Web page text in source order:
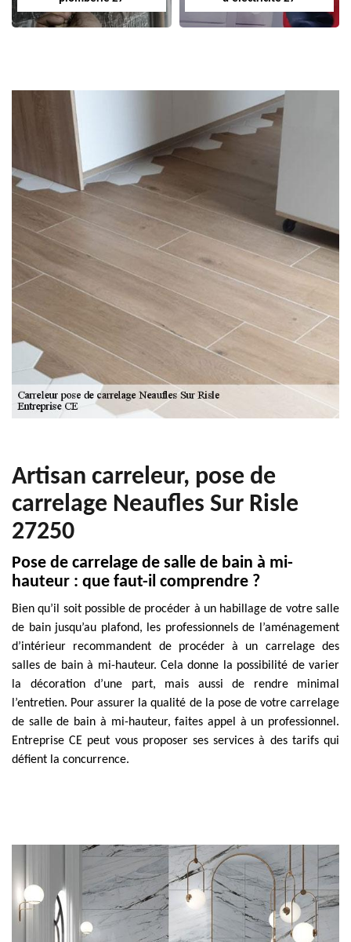
Artisan carreleur, pose de
carrelage Neaufles Sur Risle
27250
Pose de carrelage de salle de bain à mi-
hauteur : que faut-il comprendre ?
Bien qu’il soit possible de procéder à un habillage de votre salle
de bain jusqu’au plafond, les professionnels de l’aménagement
d’intérieur recommandent de procéder à un carrelage des
salles de bain à mi-hauteur. Cela donne la possibilité de varier
la décoration d’une part, mais aussi de rendre minimal
l’entretien. Pour assurer la qualité de la pose de votre carrelage
de salle de bain à mi-hauteur, faites appel à un professionnel.
Entreprise CE peut vous proposer ses services à des tarifs qui
défient la concurrence.